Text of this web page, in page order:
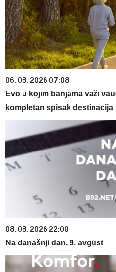
06. 08. 2026 07:08
Evo u kojim banjama važi
kompletan spisak destinacija
08. 08. 2026 22:00
Na današnji dan, 9. avgust